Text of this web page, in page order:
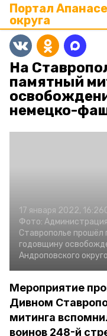
Портал
округа
На
памятный
немецко-
17 января 2022, 16:26
Фото:
Ставрополье
годовщину
Андроповского
Мероприятие
Дивном
митинга
воинов 248-й